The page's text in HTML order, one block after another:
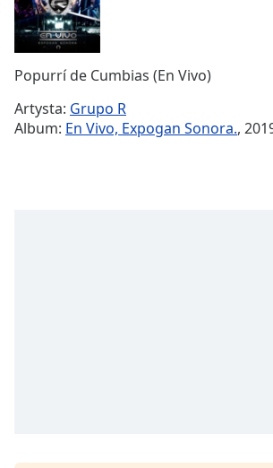
Remaining
Time-
Playback
Rate
Popurrí de Cumbias (En Vivo)
Artysta: Grupo R
Album: En Vivo, Expogan Sonora.,